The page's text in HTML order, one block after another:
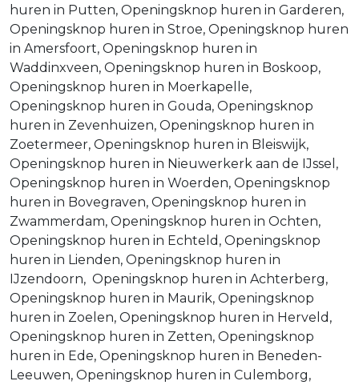
huren in Putten, Openingsknop huren in Garderen,
Openingsknop huren in Stroe, Openingsknop huren
in Amersfoort, Openingsknop huren in
Waddinxveen, Openingsknop huren in Boskoop,
Openingsknop huren in Moerkapelle,
Openingsknop huren in Gouda, Openingsknop
huren in Zevenhuizen, Openingsknop huren in
Zoetermeer, Openingsknop huren in Bleiswijk,
Openingsknop huren in Nieuwerkerk aan de IJssel,
Openingsknop huren in Woerden, Openingsknop
huren in Bovegraven, Openingsknop huren in
Zwammerdam, Openingsknop huren in Ochten,
Openingsknop huren in Echteld, Openingsknop
huren in Lienden, Openingsknop huren in
IJzendoorn, Openingsknop huren in Achterberg,
Openingsknop huren in Maurik, Openingsknop
huren in Zoelen, Openingsknop huren in Herveld,
Openingsknop huren in Zetten, Openingsknop
huren in Ede, Openingsknop huren in Beneden-
Leeuwen, Openingsknop huren in Culemborg,